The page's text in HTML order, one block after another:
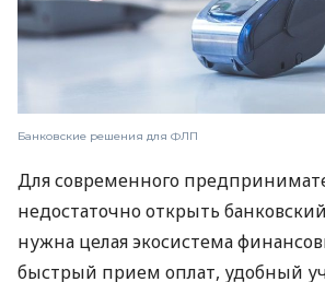
Банковские решения для ФЛП
Для современного
недостаточно открыть
нужна целая экосистема
быстрый прием оплат, удобный